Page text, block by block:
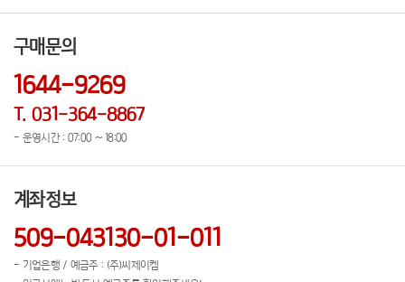
구매문의
1644-9269
T. 031-364-8867
- 운영시간 : 07:00 ~ 18:00
계좌정보
509-043130-01-011
- 기업은행 / 예금주 : (주)씨제이켐